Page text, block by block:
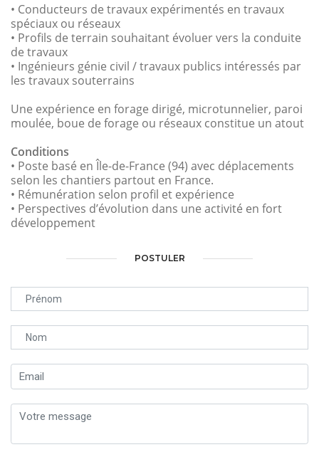
• Conducteurs de travaux expérimentés en travaux
spéciaux ou réseaux
• Profils de terrain souhaitant évoluer vers la conduite
de travaux
• Ingénieurs génie civil / travaux publics intéressés par
les travaux souterrains
Une expérience en forage dirigé, microtunnelier, paroi
moulée, boue de forage ou réseaux constitue un atout
Conditions
• Poste basé en Île-de-France (94) avec déplacements
selon les chantiers partout en France.
• Rémunération selon profil et expérience
• Perspectives d’évolution dans une activité en fort
développement
POSTULER